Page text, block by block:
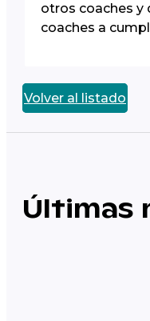
otros coaches y
coaches a
Volver al listado
Últimas